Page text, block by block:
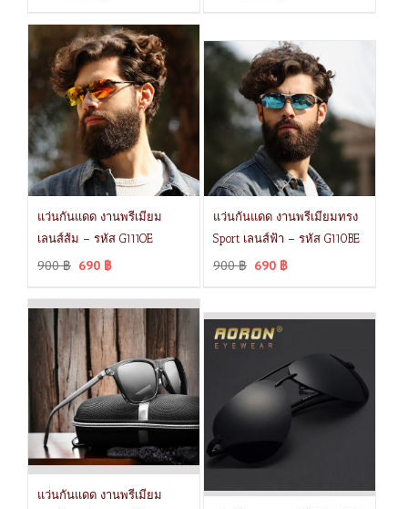
แว่นกันแดด งานพรีเมียม
เลนส์ส้ม – รหัส G111OE
900฿ 690 ฿
แว่นกันแดด งานพรีเมียมทรง
Sport เลนส์ฟ้า – รหัส G110BE
900฿ 690 ฿
แว่นกันแดด งานพรีเมียม